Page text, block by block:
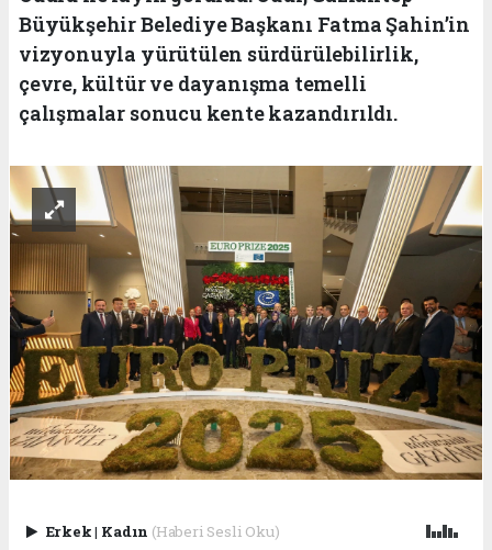
Büyükşehir Belediye Başkanı Fatma Şahin’in
vizyonuyla yürütülen sürdürülebilirlik,
çevre, kültür ve dayanışma temelli
çalışmalar sonucu kente kazandırıldı.
Erkek| Kadın (Haberi Sesli Oku)